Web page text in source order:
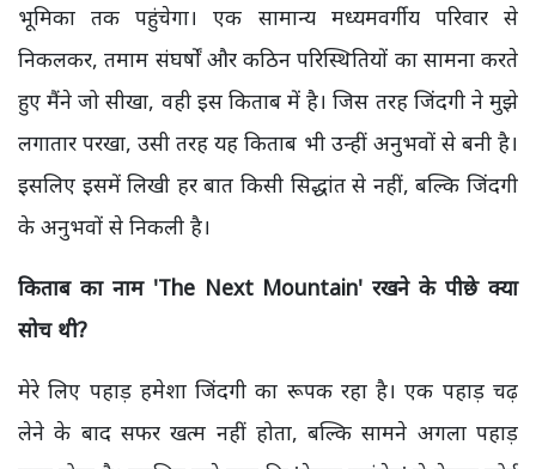
भूमिका तक पहुंचेगा। एक सामान्य मध्यमवर्गीय परिवार से
निकलकर, तमाम संघर्षों और कठिन परिस्थितियों का सामना करते
हुए मैंने जो सीखा, वही इस किताब में है। जिस तरह जिंदगी ने मुझे
लगातार परखा, उसी तरह यह किताब भी उन्हीं अनुभवों से बनी है।
इसलिए इसमें लिखी हर बात किसी सिद्धांत से नहीं, बल्कि जिंदगी
के अनुभवों से निकली है।
किताब का नाम 'The Next Mountain' रखने के पीछे क्या
सोच थी?
मेरे लिए पहाड़ हमेशा जिंदगी का रूपक रहा है। एक पहाड़ चढ़
लेने के बाद सफर खत्म नहीं होता, बल्कि सामने अगला पहाड़